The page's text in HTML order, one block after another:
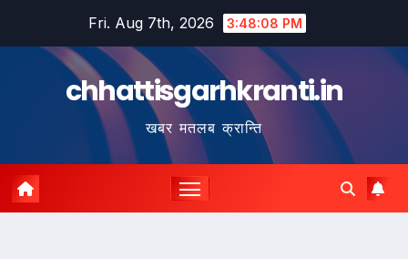
Fri. Aug 7th, 2026 3:48:09 PM
chhattisgarhkranti.in
खबर मतलब क्रान्ति